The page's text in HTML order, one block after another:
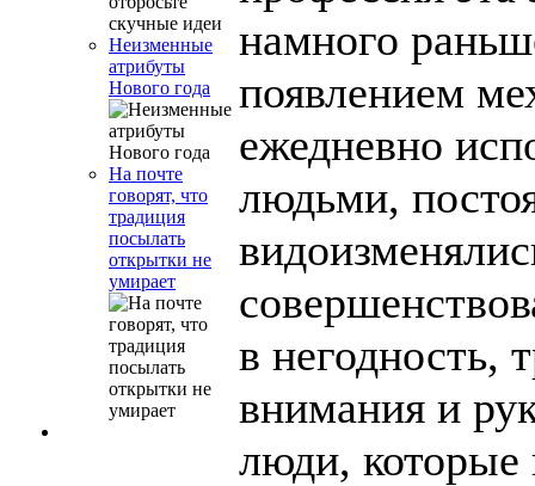
Неизменные
атрибуты
Нового года
На почте
говорят, что
традиция
посылать
открытки не
умирает
намного
появлением
ежедневно
людьми,
в негодность,
внимания и
люди, которые